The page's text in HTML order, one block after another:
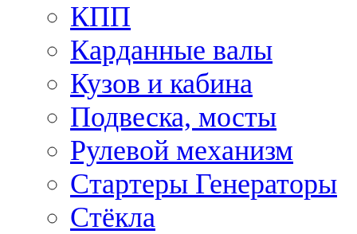
КПП
Карданные валы
Кузов и кабина
Подвеска, мосты
Рулевой механизм
Стартеры Генераторы
Стёкла